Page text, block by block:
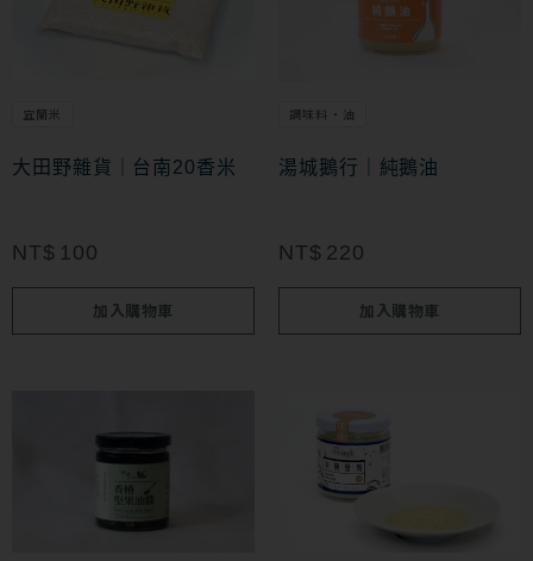
宜蘭米
大田野雜貨｜台南20香米
NT$ 100
加入購物車
調味料・油
湯城鵝行｜純鵝油
NT$ 220
加入購物車